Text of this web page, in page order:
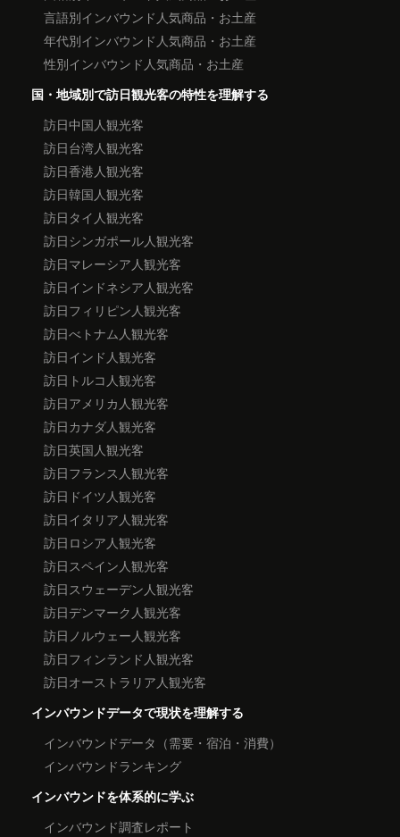
言語別インバウンド人気商品・お土産
年代別インバウンド人気商品・お土産
性別インバウンド人気商品・お土産
国・地域別で訪日観光客の特性を理解する
訪日中国人観光客
訪日台湾人観光客
訪日香港人観光客
訪日韓国人観光客
訪日タイ人観光客
訪日シンガポール人観光客
訪日マレーシア人観光客
訪日インドネシア人観光客
訪日フィリピン人観光客
訪日べトナム人観光客
訪日インド人観光客
訪日トルコ人観光客
訪日アメリカ人観光客
訪日カナダ人観光客
訪日英国人観光客
訪日フランス人観光客
訪日ドイツ人観光客
訪日イタリア人観光客
訪日ロシア人観光客
訪日スペイン人観光客
訪日スウェーデン人観光客
訪日デンマーク人観光客
訪日ノルウェー人観光客
訪日フィンランド人観光客
訪日オーストラリア人観光客
インバウンドデータで現状を理解する
インバウンドデータ（需要・宿泊・消費）
インバウンドランキング
インバウンドを体系的に学ぶ
インバウンド調査レポート